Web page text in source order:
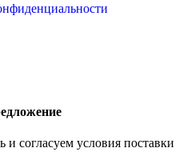
и согласуем условия поставки